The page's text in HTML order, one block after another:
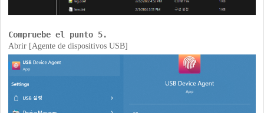
Compruebe el punto 5.
Abrir [Agente de dispositivos USB]